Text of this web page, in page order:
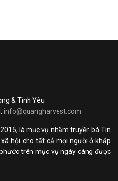
& Tình Yêu
info@quangharvest.com
là mục vụ nhằm truyền bá Tin
hội cho tất cả mọi người ở khắp
trên mục vụ ngày càng được